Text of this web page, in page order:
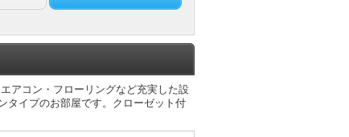
アコン・フローリングなど充実した設
タイプのお部屋です。クローゼット付